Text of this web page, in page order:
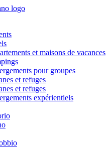
et maisons de vacances
pour groupes
et refuges
et refuges
expérientiels